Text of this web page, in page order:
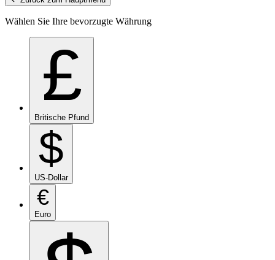
Wählen Sie Ihre bevorzugte Währung
£
Britische Pfund
$
US-Dollar
€
Euro